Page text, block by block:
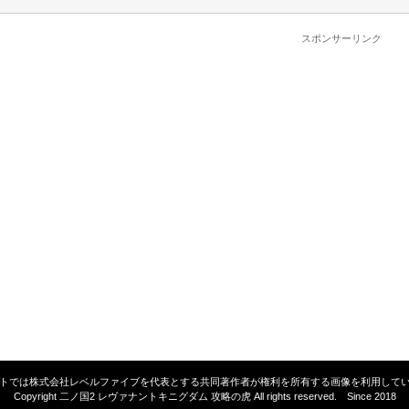
スポンサーリンク
では株式会社レベルファイブを代表とする共同著作者が権利を所有する画像を利用して
Copyright 二ノ国2 レヴァナントキニグダム 攻略の虎 All rights reserved. Since 2018